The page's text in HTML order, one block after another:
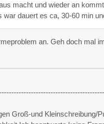
macht und wieder an
war dauert es ca, 30-60 min
an. Geh doch mal
Groß-und Kleinschreibung/